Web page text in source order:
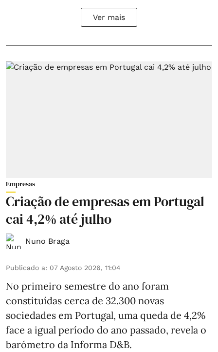
Ver mais
Empresas
Criação de empresas em Portugal
cai 4,2% até julho
Nuno Braga
Publicado a: 07 Agosto 2026, 11:04
No primeiro semestre do ano foram
constituídas cerca de 32.300 novas
sociedades em Portugal, uma queda de 4,2%
face a igual período do ano passado, revela o
barómetro da Informa D&B.